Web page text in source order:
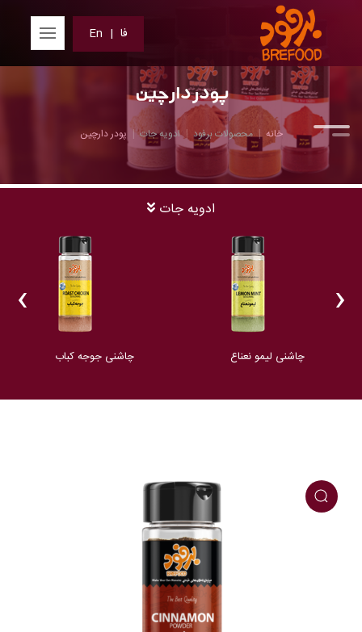
فا |
En
پودر دارچین
خانه محصولات برفود ادویه جات پودر دارچین
ادویه جات
چاشنی جوجه کباب چاشنی لیمو نعناع
‹ ›